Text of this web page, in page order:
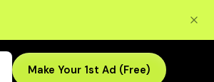
Make Your 1st Ad (Free)